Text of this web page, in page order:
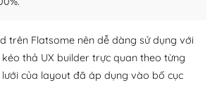
thành phần cài đặt thêm vào
thêm các tính năng cần thiết. Có
hoặc miễn phí.
trên Flatsome nên dễ dàng sử dụng với
thả UX builder trực quan theo từng
của layout đã áp dụng vào bố cục